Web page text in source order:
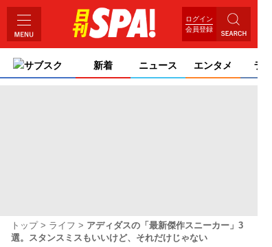
ログイン
会員登録
サブスク 新着 ニュース エンタメ ライ
トップ ライフ
アディダスの「最新傑作スニーカー」3
選。スタンスミスもいいけど、それだけじゃない